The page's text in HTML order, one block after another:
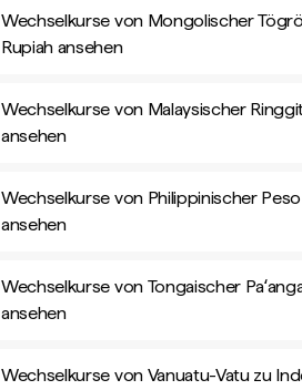
Wechselkurse von Mongolischer
Rupiah ansehen
Wechselkurse von Malaysischer
ansehen
Wechselkurse von Philippinischer
ansehen
Wechselkurse von Tongaischer
ansehen
Wechselkurse von Vanuatu-Vatu zu